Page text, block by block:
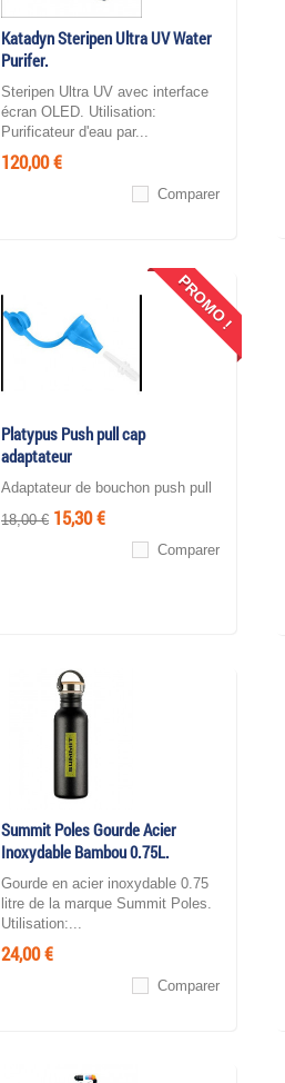
Katadyn Steripen Ultra UV Water
Purifer.
Steripen Ultra UV avec interface
écran OLED. Utilisation:
Purificateur d'eau par...
120,00 €
Comparer
Platypus Push pull cap
adaptateur
Adaptateur de bouchon push pull
18,00 € 15,30 €
Comparer
PROMO !
Summit Poles Gourde Acier
Inoxydable Bambou 0.75L.
Gourde en acier inoxydable 0.75
litre de la marque Summit Poles.
Utilisation:...
24,00 €
Comparer